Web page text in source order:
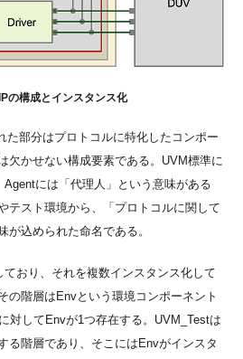
の構成とインスタンス化
た部分はプロトコルに特化したコンポー
欠かせない構成要素である。UVM標準に
には「代理人」という意味がある
テスト環境から、「プロトコルに関して
が込められた命名である。
おり、それを複数インスタンス化して
の階層はEnvという環境コンポーネント
対してEnvが1つ存在する。UVM_Testは
る階層であり、そこにはEnvがインスタ